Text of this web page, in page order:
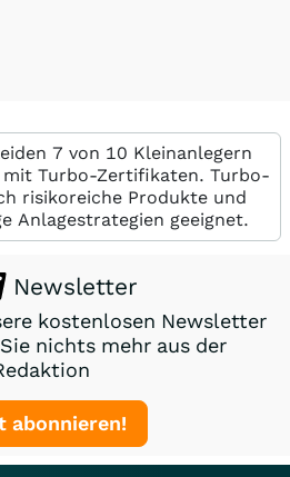
7 von 10 Kleinanlegern
mit Turbo-Zertifikaten. Turbo-
risikoreiche Produkte und
Anlagestrategien geeignet.
Newsletter
kostenlosen Newsletter
nichts mehr aus der
abonnieren!